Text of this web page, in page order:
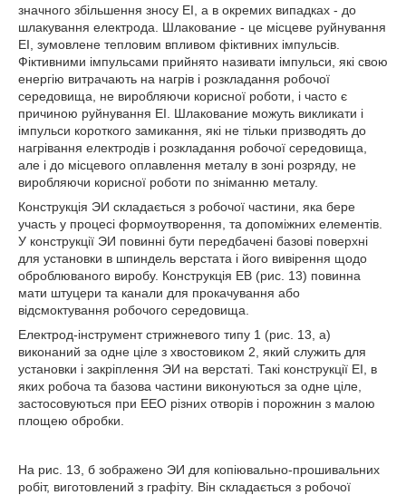
значного збільшення зносу ЕІ, а в окремих випадках - до
шлакування електрода. Шлакование - це місцеве руйнування
ЕІ, зумовлене тепловим впливом фіктивних імпульсів.
Фіктивними імпульсами прийнято називати імпульси, які свою
енергію витрачають на нагрів і розкладання робочої
середовища, не виробляючи корисної роботи, і часто є
причиною руйнування ЕІ. Шлакование можуть викликати і
імпульси короткого замикання, які не тільки призводять до
нагрівання електродів і розкладання робочої середовища,
але і до місцевого оплавлення металу в зоні розряду, не
виробляючи корисної роботи по зніманню металу.
Конструкція ЭИ складається з робочої частини, яка бере
участь у процесі формоутворення, та допоміжних елементів.
У конструкції ЭИ повинні бути передбачені базові поверхні
для установки в шпиндель верстата і його вивірення щодо
оброблюваного виробу. Конструкція ЕВ (рис. 13) повинна
мати штуцери та канали для прокачування або
відсмоктування робочого середовища.
Електрод-інструмент стрижневого типу 1 (рис. 13, а)
виконаний за одне ціле з хвостовиком 2, який служить для
установки і закріплення ЭИ на верстаті. Такі конструкції ЕІ, в
яких робоча та базова частини виконуються за одне ціле,
застосовуються при ЕЕО різних отворів і порожнин з малою
площею обробки.
На рис. 13, б зображено ЭИ для копіювально-прошивальних
робіт, виготовлений з графіту. Він складається з робочої